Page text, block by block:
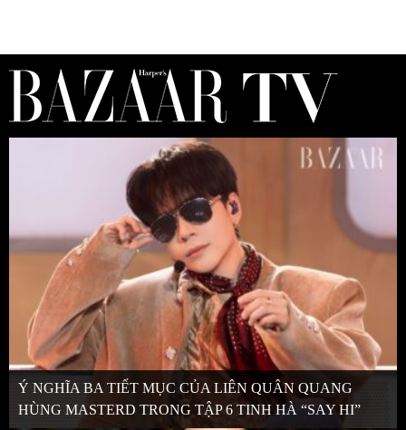
Ý NGHĨA BA TIẾT MỤC CỦA LIÊN QUÂN QUANG
HÙNG MASTERD TRONG TẬP 6 TINH HÀ “SAY HI”